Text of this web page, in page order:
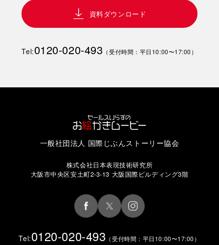
資料ダウンロード
Tel:0120-020-493 （受付時間：平日10:00〜17:00）
一般社団法人 国際じぶんストーリー協会
株式会社日本表現技術研究所
大阪市中央区安土町2-3-13 大阪国際ビルディング3階
Tel:0120-020-493 （受付時間：平日10:00〜17:00）